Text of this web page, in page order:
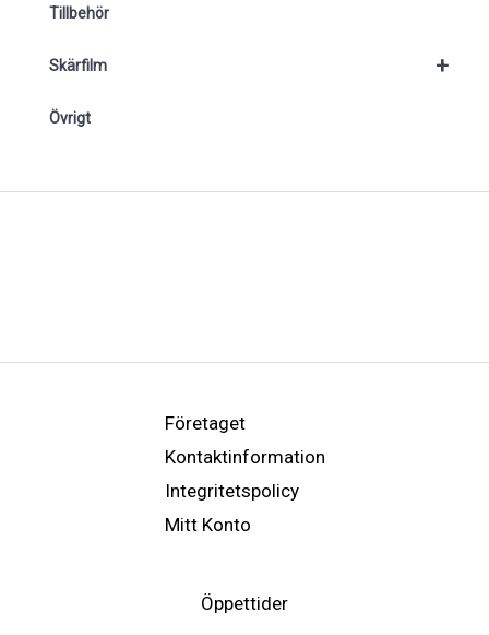
Tillbehör
+
Skärfilm
Övrigt
Företaget
Kontaktinformation
Integritetspolicy
Mitt Konto
Öppettider